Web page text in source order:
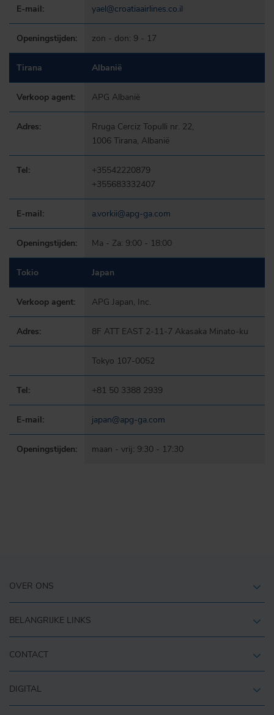
E-mail:
Openingstijden:
Tirana
Verkoop agent:
Adres:
Tel:
E-mail:
Openingstijden:
Tokio
Verkoop agent:
Adres:
Tel:
E-mail:
Openingstijden:
yael@croatiaairlines.co.il
zon - don: 9 - 17
Albanië
APG Albanië
Rruga Cerciz Topulli nr. 22,
1006 Tirana, Albanië
+35542220879
+355683332407
a.vorkii@apg-ga.com
Ma - Za: 9:00 - 18:00
Japan
APG Japan, Inc.
8F ATT EAST 2-11-7 Akasaka Minato-ku
Tokyo 107-0052
+81 50 3388 2939
japan@apg-ga.com
maan - vrij: 9:30 - 17:30
OVER ONS
BELANGRIJKE LINKS
CONTACT
DIGITAL